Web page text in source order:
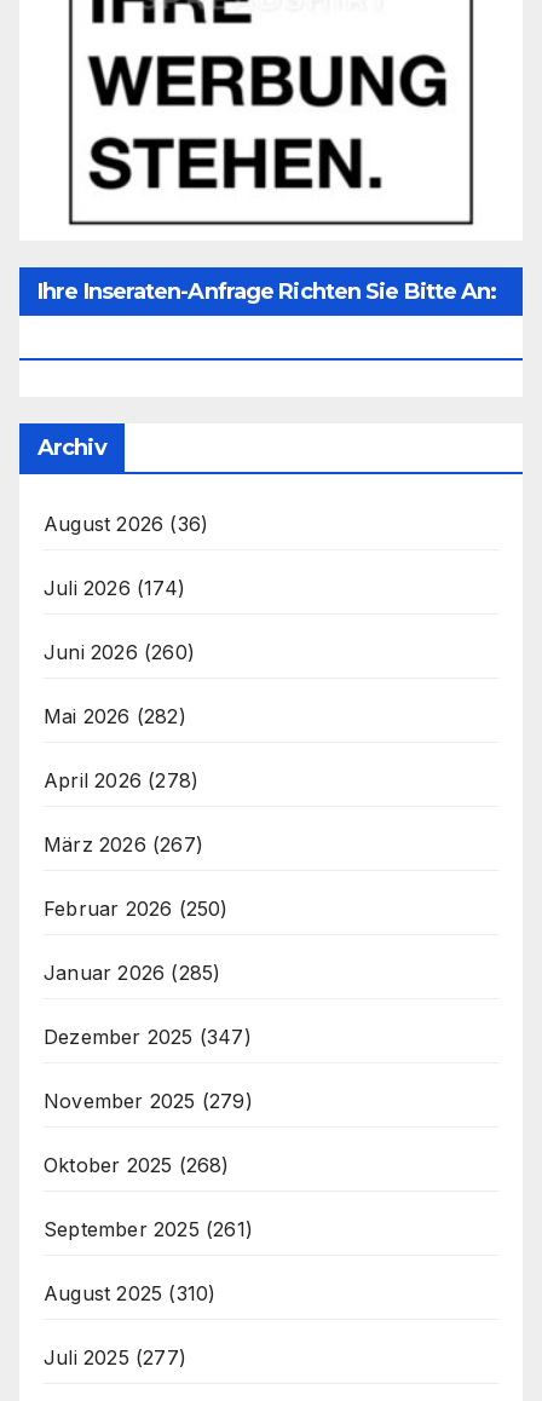
Ihre Inseraten-Anfrage Richten Sie Bitte An:
Archiv
August 2026 (36)
Juli 2026 (174)
Juni 2026 (260)
Mai 2026 (282)
April 2026 (278)
März 2026 (267)
Februar 2026 (250)
Januar 2026 (285)
Dezember 2025 (347)
November 2025 (279)
Oktober 2025 (268)
September 2025 (261)
August 2025 (310)
Juli 2025 (277)